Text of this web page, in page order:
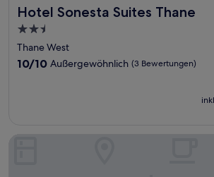
Hotel Sonesta Suites Thane
Hotel Sonesta Suites Thane
2.5-
Sterne-
Unterkunft
Thane West
10.0
10/10 Außergewöhnlich (3 Bewertungen)
Hotel Satkar Grande